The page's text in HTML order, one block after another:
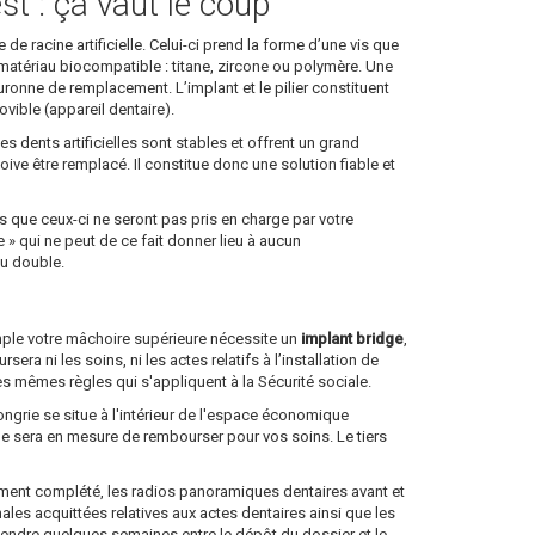
racine artificielle. Celui-ci prend la forme d’une vis que
biocompatible : titane, zircone ou polymère. Une
de remplacement. L’implant et le pilier constituent
(appareil dentaire).
dents artificielles sont stables et offrent un grand
être remplacé. Il constitue donc une solution fiable et
que ceux-ci ne seront pas pris en charge par votre
qui ne peut de ce fait donner lieu à aucun
double.
votre mâchoire supérieure nécessite un implant bridge,
ni les soins, ni les actes relatifs à l’installation de
mêmes règles qui s'appliquent à la Sécurité sociale.
se situe à l'intérieur de l'espace économique
sera en mesure de rembourser pour vos soins. Le tiers
complété, les radios panoramiques dentaires avant et
acquittées relatives aux actes dentaires ainsi que les